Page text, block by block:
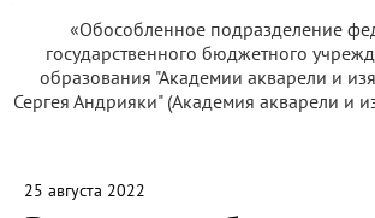
«Обособленное подразделение
государственного бюджетного
образования "Академии акварели и
Сергея Андрияки" (Академия акварели и
25 августа 2022